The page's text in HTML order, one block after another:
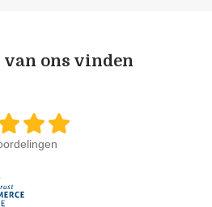
van ons vinden